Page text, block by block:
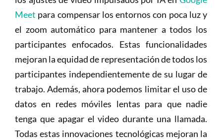
Meet para compensar los entornos con poca luz y
el zoom automático para mantener a todos los
participantes enfocados. Estas funcionalidades
mejoran la equidad de representación de todos los
participantes independientemente de su lugar de
trabajo. Además, ahora podemos limitar el uso de
datos en redes móviles lentas para que nadie
tenga que apagar el video durante una llamada.
Todas estas innovaciones tecnológicas mejoran la